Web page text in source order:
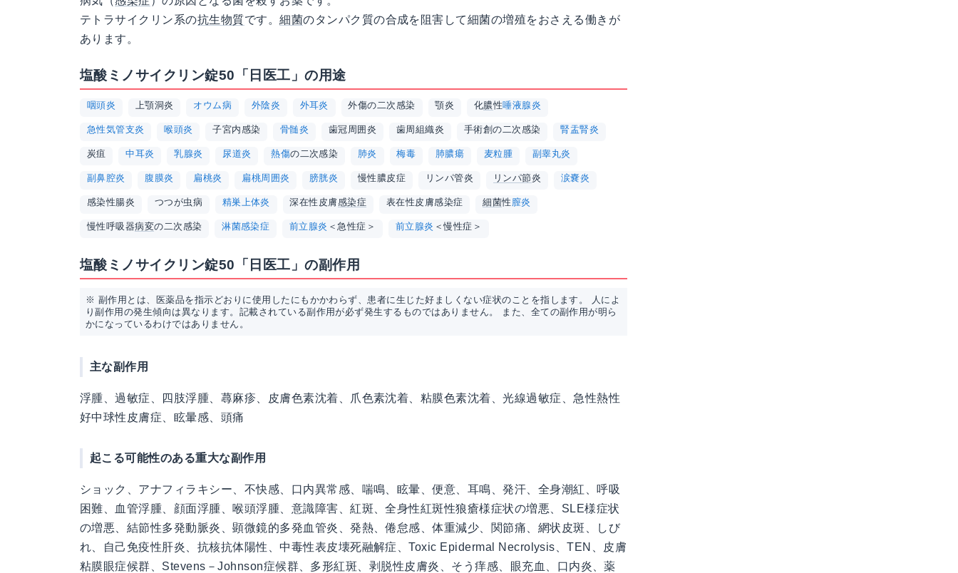
テトラサイクリン系の抗生物質です。細菌のタンパク質の合成を阻害して細菌の増殖をおさえる働きが
あります。
塩酸ミノサイクリン錠50「日医工」の用途
咽頭炎 上顎洞炎 オウム病 外陰炎 外耳炎 外傷の二次感染 顎炎 化膿性唾液腺炎
急性気管支炎 喉頭炎 子宮内感染 骨髄炎 歯冠周囲炎 歯周組織炎 手術創の二次感染 腎盂腎炎
炭疽 中耳炎 乳腺炎 尿道炎 熱傷の二次感染 肺炎 梅毒 肺膿瘍 麦粒腫 副睾丸炎
副鼻腔炎 腹膜炎 扁桃炎 扁桃周囲炎 膀胱炎 慢性膿皮症 リンパ管炎 リンパ節炎 涙嚢炎
感染性腸炎 つつが虫病 精巣上体炎 深在性皮膚感染症 表在性皮膚感染症 細菌性 膣炎
慢性呼吸器病変の二次感染 淋菌感染症 前立腺炎 ＜急性症＞ 前立腺炎 ＜慢性症＞
塩酸ミノサイクリン錠50「日医工」の副作用
※ 副作用とは、医薬品を指示どおりに使用したにもかかわらず、患者に生じた好ましくない症状のことを指します。 人によ
り副作用の発生傾向は異なります。記載されている副作用が必ず発生するものではありません。 また、全ての副作用が明ら
かになっているわけではありません。
主な副作用
浮腫、過敏症、四肢浮腫、蕁麻疹、皮膚色素沈着、爪色素沈着、粘膜色素沈着、光線過敏症、急性熱性
好中球性皮膚症、眩暈感、頭痛
起こる可能性のある重大な副作用
ショック、アナフィラキシー、不快感、口内異常感、喘鳴、眩暈、便意、耳鳴、発汗、全身潮紅、呼吸
困難、血管浮腫、顔面浮腫、喉頭浮腫、意識障害、紅斑、全身性紅斑性狼瘡様症状の増悪、SLE様症状
の増悪、結節性多発動脈炎、顕微鏡的多発血管炎、発熱、倦怠感、体重減少、関節痛、網状皮斑、しび
れ、自己免疫性肝炎、抗核抗体陽性、中毒性表皮壊死融解症、Toxic Epidermal Necrolysis、TEN、皮膚
粘膜眼症候群、Stevens－Johnson症候群、多形紅斑、剥脱性皮膚炎、そう痒感、眼充血、口内炎、薬